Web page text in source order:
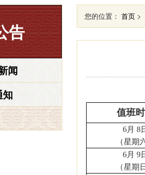
告
闻
您的位置： 首页 >
值班
6月 8
（星期
6月 9
（星期